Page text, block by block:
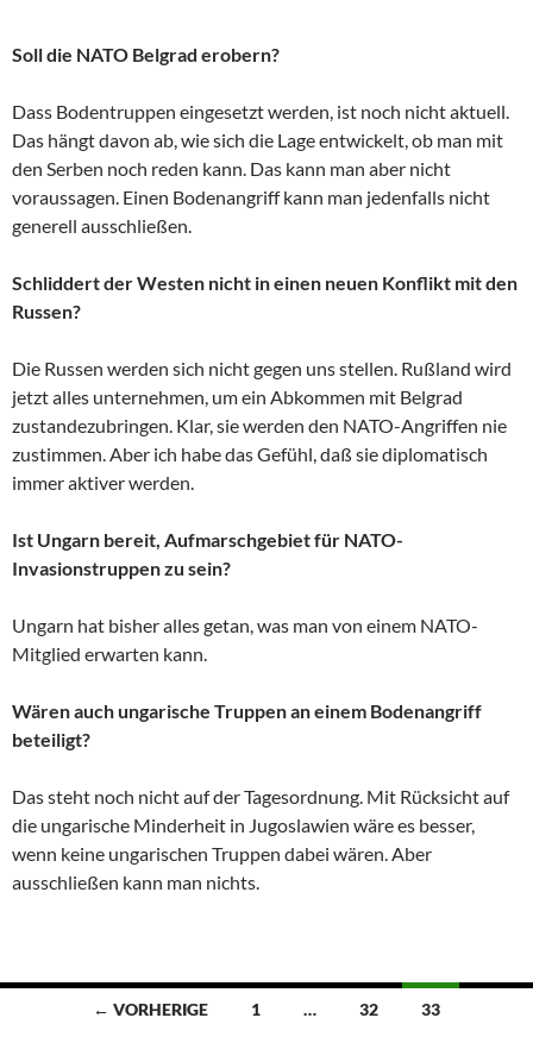
Soll die NATO Belgrad erobern?
Dass Bodentruppen eingesetzt werden, ist noch nicht aktuell.
Das hängt davon ab, wie sich die Lage entwickelt, ob man mit
den Serben noch reden kann. Das kann man aber nicht
voraussagen. Einen Bodenangriff kann man jedenfalls nicht
generell ausschließen.
Schliddert der Westen nicht in einen neuen Konflikt mit den
Russen?
Die Russen werden sich nicht gegen uns stellen. Rußland wird
jetzt alles unternehmen, um ein Abkommen mit Belgrad
zustandezubringen. Klar, sie werden den NATO-Angriffen nie
zustimmen. Aber ich habe das Gefühl, daß sie diplomatisch
immer aktiver werden.
Ist Ungarn bereit, Aufmarschgebiet für NATO-
Invasionstruppen zu sein?
Ungarn hat bisher alles getan, was man von einem NATO-
Mitglied erwarten kann.
Wären auch ungarische Truppen an einem Bodenangriff
beteiligt?
Das steht noch nicht auf der Tagesordnung. Mit Rücksicht auf
die ungarische Minderheit in Jugoslawien wäre es besser,
wenn keine ungarischen Truppen dabei wären. Aber
ausschließen kann man nichts.
Beitragsnavigation
← VORHERIGE 1 … 32 33